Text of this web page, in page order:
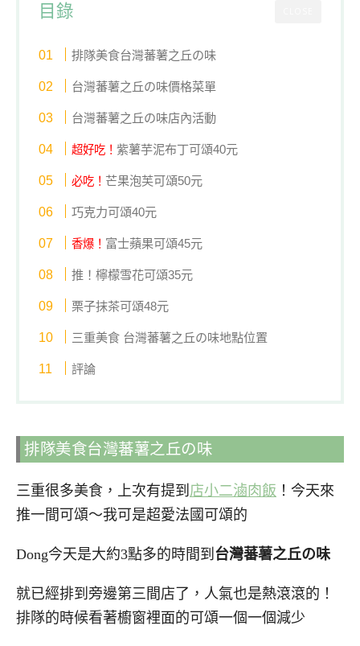
目錄
排隊美食台灣蕃薯之丘の味
台灣蕃薯之丘の味價格菜單
台灣蕃薯之丘の味店內活動
超好吃！紫薯芋泥布丁可頌40元
必吃！ 芒果泡芙可頌50元
巧克力可頌40元
香爆！ 富士蘋果可頌45元
推！檸檬雪花可頌35元
栗子抹茶可頌48元
三重美食 台灣蕃薯之丘の味地點位置
評論
排隊美食台灣蕃薯之丘の味
三重很多美食，上次有提到 店小二滷肉飯 ！今天來
推一間可頌～我可是超愛法國可頌的
Dong今天是大約3點多的時間到 台灣蕃薯之丘の味
就已經排到旁邊第三間店了，人氣也是熱滾滾的！
排隊的時候看著櫥窗裡面的可頌一個一個減少